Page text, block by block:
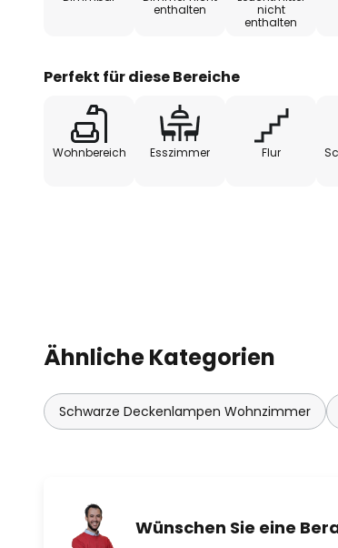
enthalten
nicht
enthalten
Perfekt für diese Bereiche
Wohnbereich Esszimmer Flur
Ähnliche Kategorien
Schwarze Deckenlampen Wohnzimmer
Wünschen Sie eine